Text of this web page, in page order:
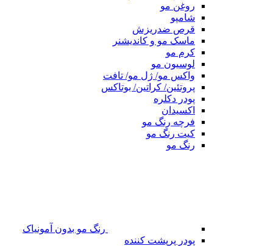
روغن مو
شامپو
قرص ضدریزش
ماسک مو و کاندیشنر
کرم مو
لوسیون مو
واکس مو/ ژل مو/ تافت
پروتئین/ کراتین/ بوتاکس
پودر دکلره
اکسیدان
فرچه رنگ مو
کیت رنگ مو
رنگ مو
رنگ مو بدون آمونیاک
پودر پرپشت کننده